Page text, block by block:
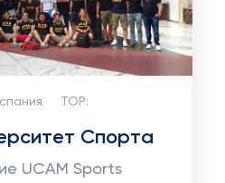
TOP:
Спорта
UCAM Sports